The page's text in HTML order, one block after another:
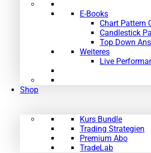
E-Books
Chart Pattern
Candlestick
Top Down
Weiteres
Live
Shop
Kurs Bundle
Trading Strategien
Premium Abo
TradeLab